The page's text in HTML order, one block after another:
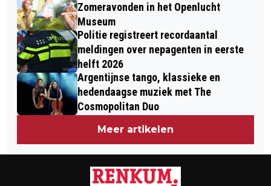
Zomeravonden in het Openlucht
Museum
Politie registreert recordaantal
meldingen over nepagenten in eerste
helft 2026
Argentijnse tango, klassieke en
hedendaagse muziek met The
Cosmopolitan Duo
Meer artikelen